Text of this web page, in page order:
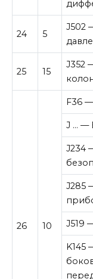
24 5
J502
25 15
J352
26 10
F36
J … —
J234
J285
J519
K145